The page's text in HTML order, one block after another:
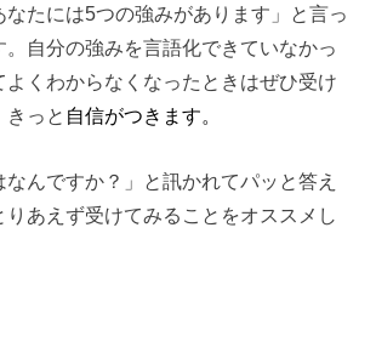
なたには5つの強みがあります」と言っ
。自分の強みを言語化できていなかっ
よくわからなくなったときはぜひ受け
きっと 自信がつきます。
なんですか？」と訊かれてパッと答え
りあえず受けてみることをオススメし